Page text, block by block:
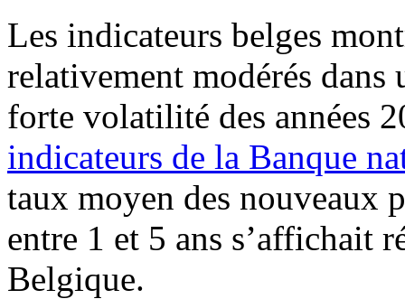
Les indicateurs belges
relativement modérés dans
forte volatilité des années
indicateurs de la Banque
taux moyen des nouveaux
entre 1 et 5 ans s’affichait
Belgique.